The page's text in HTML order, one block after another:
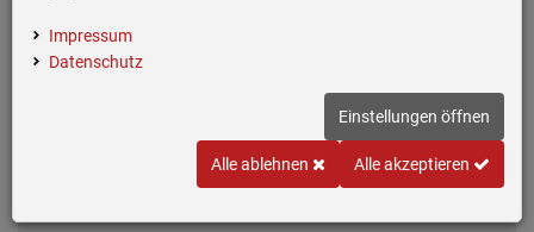
Passend für die Serien Flow-IF, Claron und Zerox Hauptbecken
und Restebecken
€
Impressum
Datenschutz
Einstellungen öffnen
Alle ablehnen Alle akzeptieren